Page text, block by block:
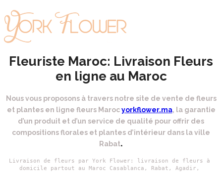
Fleuriste Maroc: Livraison Fleurs
en ligne au Maroc
Nous vous proposons à travers notre site de vente de fleurs
et plantes en ligne fleurs Marocyorkflower.ma, la garantie
d’un produit et d’un service de qualité pour offrir des
compositions florales et plantes d’intérieur dans la ville
Rabat.
Livraison de fleurs par York Flower: livraison de fleurs à